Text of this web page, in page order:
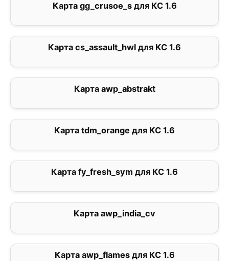
Карта gg_crusoe_s для КС 1.6
Карта cs_assault_hwl для КС 1.6
Карта awp_abstrakt
Карта tdm_orange для КС 1.6
Карта fy_fresh_sym для КС 1.6
Карта awp_india_cv
Карта awp_flames для КС 1.6